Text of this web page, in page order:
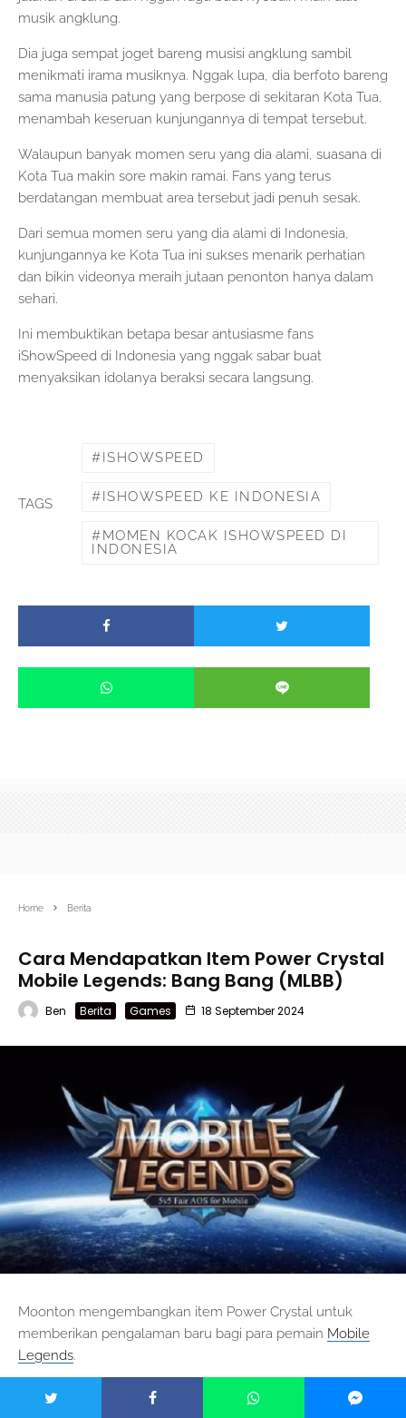
musik angklung.
Dia juga sempat joget bareng musisi angklung sambil
menikmati irama musiknya. Nggak lupa, dia berfoto bareng
sama manusia patung yang berpose di sekitaran Kota Tua,
menambah keseruan kunjungannya di tempat tersebut.
Walaupun banyak momen seru yang dia alami, suasana di
Kota Tua makin sore makin ramai. Fans yang terus
berdatangan membuat area tersebut jadi penuh sesak.
Dari semua momen seru yang dia alami di Indonesia,
kunjungannya ke Kota Tua ini sukses menarik perhatian
dan bikin videonya meraih jutaan penonton hanya dalam
sehari.
Ini membuktikan betapa besar antusiasme fans
iShowSpeed di Indonesia yang nggak sabar buat
menyaksikan idolanya beraksi secara langsung.
TAGS
ISHOWSPEED
ISHOWSPEED KE INDONESIA
MOMEN KOCAK ISHOWSPEED DI
INDONESIA
Home Berita
Cara Mendapatkan Item Power Crystal
Mobile Legends: Bang Bang (MLBB)
Ben Berita Games 18 September 2024
Moonton mengembangkan item Power Crystal untuk
memberikan pengalaman baru bagi para pemain Mobile
Legends.
Sebagai pendatang baru, item ini sangat diantisipasi oleh